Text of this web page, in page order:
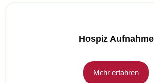
Hospiz Aufnahme
Mehr erfahren